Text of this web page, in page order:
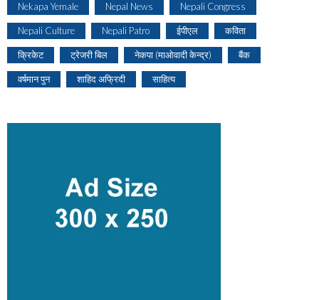
Nekapa Yemale Nepal News Nepali Congress
Nepali Culture Nepali Patro ईपीएल कविता
क्रिकेट ट्रेजरी बिल नेकपा (माओवादी केन्द्र) बैंक
वर्षमान पुन शाहिद अफ्रिदी साहित्य